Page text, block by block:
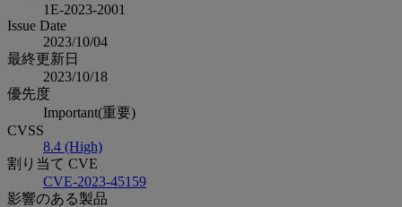
1E-2023-2001
Issue Date
2023/10/04
最終更新日
2023/10/18
優先度
Important(重要)
CVSS
8.4 (High)
割り当て CVE
CVE-2023-45159
影響のある製品